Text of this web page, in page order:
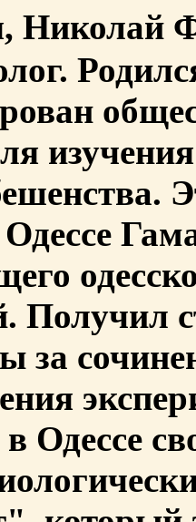
Николай
Одессе
Получил
за
Одессе